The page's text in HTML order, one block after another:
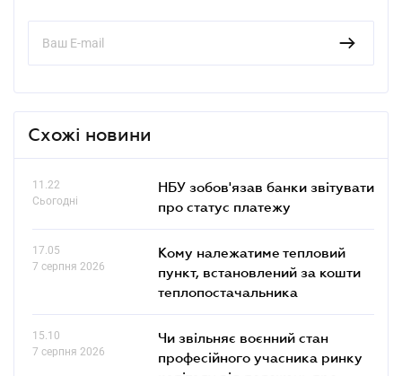
Схожі новини
11.22
Сьогодні
НБУ зобов'язав банки звітувати
про статус платежу
17.05
7 серпня 2026
Кому належатиме тепловий
пункт, встановлений за кошти
теплопостачальника
15.10
7 серпня 2026
Чи звільняє воєнний стан
професійного учасника ринку